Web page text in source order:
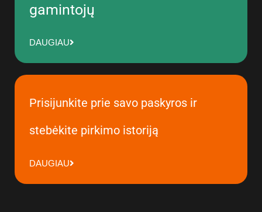
gamintojų
DAUGIAU
Prisijunkite prie savo paskyros ir
stebėkite pirkimo istoriją
DAUGIAU